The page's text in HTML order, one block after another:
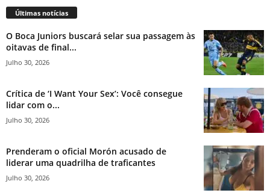
Últimas notícias
O Boca Juniors buscará selar sua passagem às
oitavas de final...
Julho 30, 2026
Crítica de ‘I Want Your Sex’: Você consegue
lidar com o...
Julho 30, 2026
Prenderam o oficial Morón acusado de
liderar uma quadrilha de traficantes
Julho 30, 2026